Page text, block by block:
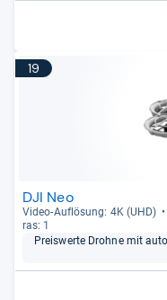
19
DJI Neo
Video-​Auf­lö­sung: 4K (UHD)
ras: 1
Preis­werte Drohne mit